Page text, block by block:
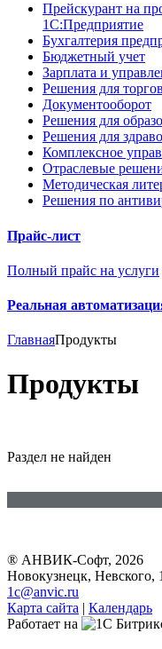
Прейскурант на
1С:Предприятие
Бухгалтерия
Бюджетный учет
Зарплата и
Решения для
Документооборот
Решения для
Решения для
Комплексное
Отраслевые
Методическая
Решения по
Прайс-лист
Полный прайс на услуги
Реальная
ГлавнаяПродукты
Продукты
Раздел не найден
® АНВИК-Софт, 2026
Новокузнецк, Невского, 1
1c@anvic.ru
Карта сайта | Календарь
Работает на